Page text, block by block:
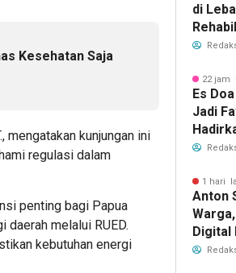
Kesehatan Saja
mengatakan kunjungan ini
regulasi dalam
penting bagi Papua
daerah melalui RUED.
kebutuhan energi
di
Dibuka
22 jam
Es
Jadi
Es
1 hari
Anton
Digital